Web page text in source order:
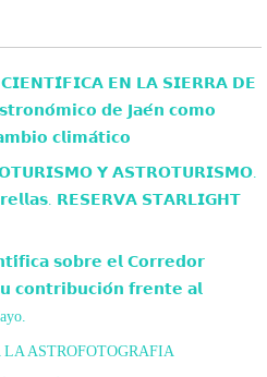
𝗘𝗡 𝗟𝗔 𝗦𝗜𝗘𝗥𝗥𝗔 𝗗𝗘
𝗱𝗲 𝗝𝗮𝗲́𝗻 𝗰𝗼𝗺𝗼
𝗰𝗹𝗶𝗺𝗮́𝘁𝗶𝗰𝗼
𝗬 𝗔𝗦𝗧𝗥𝗢𝗧𝗨𝗥𝗜𝗦𝗠𝗢.
𝗥𝗘𝗦𝗘𝗥𝗩𝗔 𝗦𝗧𝗔𝗥𝗟𝗜𝗚𝗛𝗧
𝘀𝗼𝗯𝗿𝗲 𝗲𝗹 𝗖𝗼𝗿𝗿𝗲𝗱𝗼𝗿
𝗳𝗿𝗲𝗻𝘁𝗲 𝗮𝗹
ASTROFOTOGRAFIA